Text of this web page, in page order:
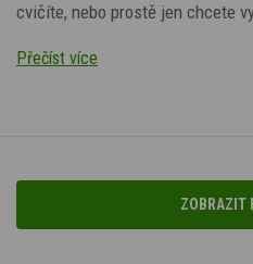
cvičíte, nebo prostě jen chcete
Přečíst více
ZOBRAZIT